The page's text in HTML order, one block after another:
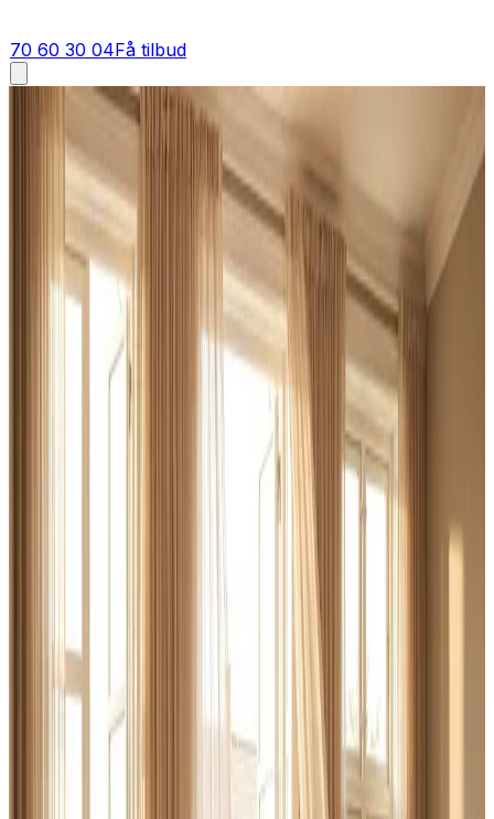
70 60 30 04Få tilbud
Industriventilation iHelsingør
Industriventilation i Helsingør
Skal et produktions- eller lagermiljø i Helsingør have styr
på luftkvaliteten? Vi designer ventilationsløsninger der
håndterer store luftmængder, procesforurening og
varmegenvinding — med fast pris fra start.
Erhverv, kontor og industri